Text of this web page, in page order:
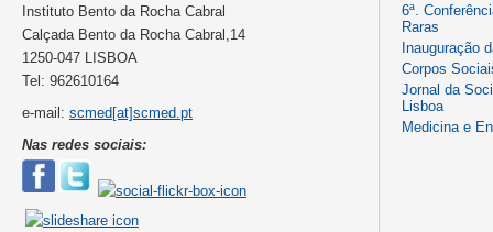
Instituto Bento da Rocha Cabral
Calçada Bento da Rocha Cabral,14
1250-047 LISBOA
Tel: 962610164
e-mail: scmed[at]scmed.pt
Nas redes sociais:
6ª.
Raras
Inauguração
Corpos
Jornal da
Lisboa
Medicina e